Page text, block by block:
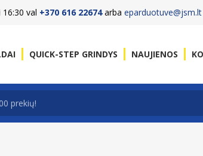
16:30 val +370 616 22674arba eparduotuve@jsm.lt
QUICK-STEP GRINDYS NAUJIENOS